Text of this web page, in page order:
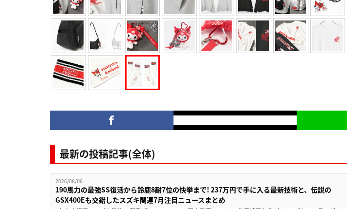
最新の投稿記事(全体)
2026/08/06
190馬力の最強SS復活から鈴鹿8耐7位の快挙まで! 237万円で手に入る最新技術と、伝説の
GSX400Eも交錯したスズキ関連7月注目ニュースまとめ